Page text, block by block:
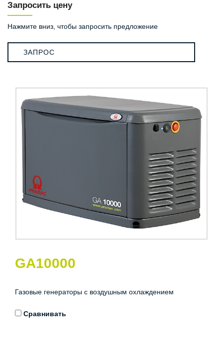
Запросить цену
Нажмите вниз, чтобы запросить предложение
ЗАПРОС
GA10000
Газовые генераторы с воздушным охлаждением
Сравнивать